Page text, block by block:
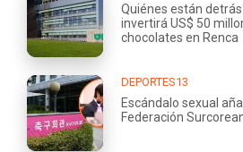
Quiénes están
invertirá US$ 50
chocolates en Renca
DEPORTES13
Escándalo sexual
Federación